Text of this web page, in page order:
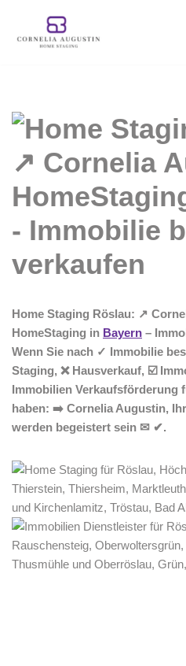
Zum
Home Staging Röslau: ↗️
HomeStaging in Bayern –
Wenn Sie nach ✓ Immobilie
Staging, ❌ Hausverkauf, ☑️
Immobilien Verkaufsförderung
haben: ➡️ Cornelia Augustin,
werden begeistert sein ✉ ✔.